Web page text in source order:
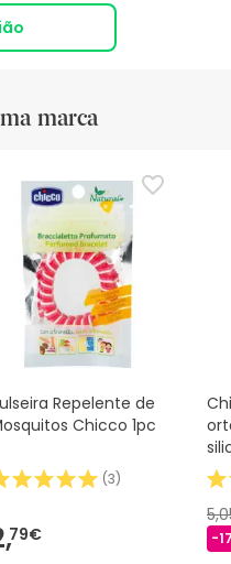
marca
Repelente de
Chicco 1pc
(3)
79€ -